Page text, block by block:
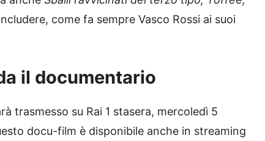
come fa sempre Vasco Rossi ai suoi
il documentario
trasmesso su Rai 1 stasera, mercoledì 5
docu-film è disponibile anche in streaming